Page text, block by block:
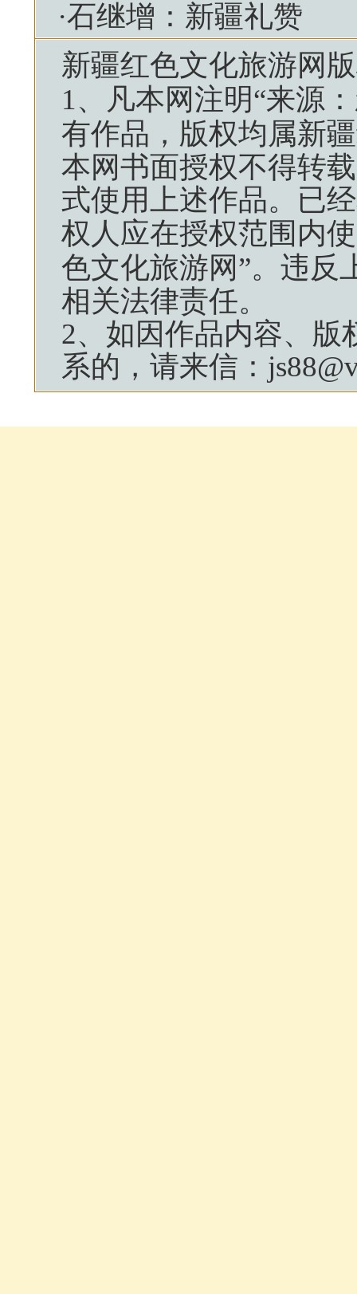
·石继增：新疆礼赞
新疆红色文化旅游网
1、凡本网注明“来源：
有作品，版权均属新
本网书面授权不得转
式使用上述作品。已
权人应在授权范围内
色文化旅游网”。违反
相关法律责任。
2、如因作品内容、版
系的，请来信：